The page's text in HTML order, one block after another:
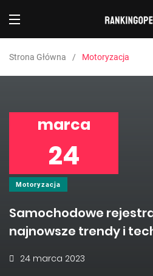
Strona Główna Motoryzacja
marca
24
Motoryzacja
Samochodowe
najnowsze trendy i
24 marca 2023